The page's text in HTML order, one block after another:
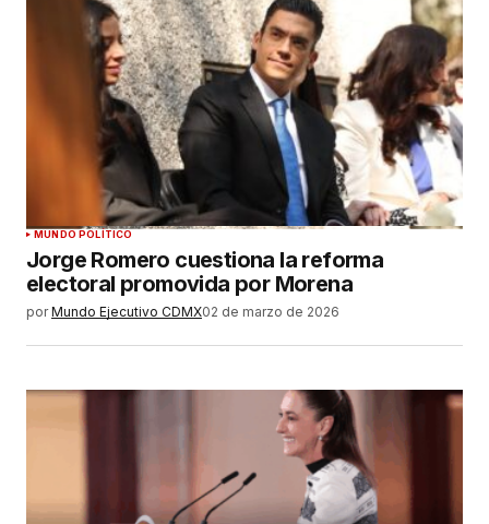
MUNDO POLÍTICO
Jorge Romero cuestiona la reforma
electoral promovida por Morena
por Mundo Ejecutivo CDMX02 de marzo de 2026